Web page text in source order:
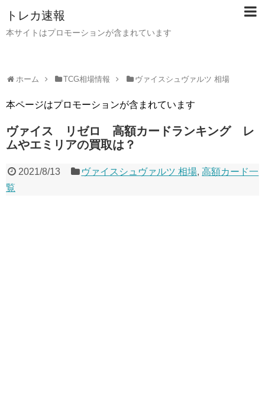
トレカ速報
本サイトはプロモーションが含まれています
ホーム TCG相場情報 ヴァイスシュヴァルツ 相場
本ページはプロモーションが含まれています
ヴァイス リゼロ 高額カードランキング レ
ムやエミリアの買取は？
2021/8/13 ヴァイスシュヴァルツ 相場,高額カード一
覧